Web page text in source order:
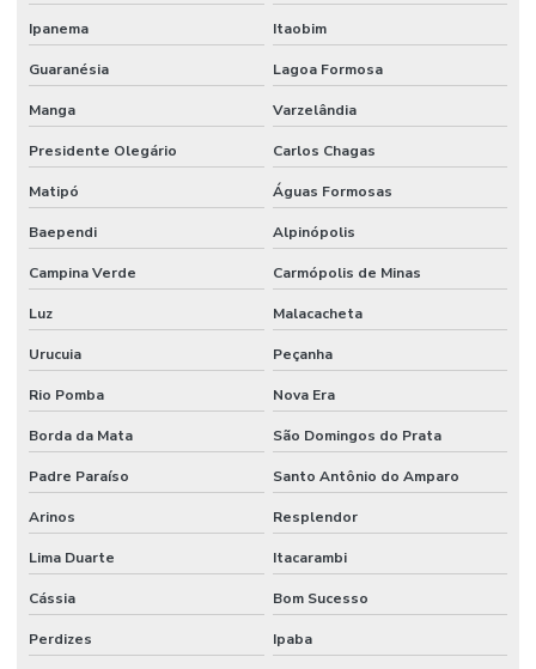
Ipanema Itaobim
Guaranésia Lagoa Formosa
Manga Varzelândia
Presidente Olegário Carlos Chagas
Matipó Águas Formosas
Baependi Alpinópolis
Campina Verde Carmópolis de Minas
Luz Malacacheta
Urucuia Peçanha
Rio Pomba Nova Era
Borda da Mata São Domingos do Prata
Padre Paraíso Santo Antônio do Amparo
Arinos Resplendor
Lima Duarte Itacarambi
Cássia Bom Sucesso
Perdizes Ipaba